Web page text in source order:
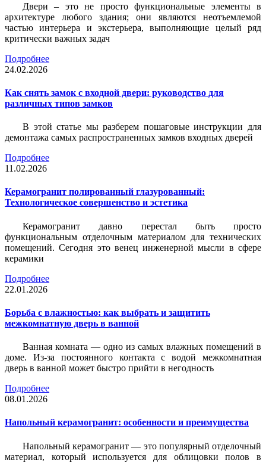
Двери – это не просто функциональные элементы в
архитектуре любого здания; они являются неотъемлемой
частью интерьера и экстерьера, выполняющие целый ряд
критически важных задач
Подробнее
24.02.2026
Как снять замок с входной двери: руководство для
различных типов замков
В этой статье мы разберем пошаговые инструкции для
демонтажа самых распространенных замков входных дверей
Подробнее
11.02.2026
Керамогранит полированный глазурованный:
Технологическое совершенство и эстетика
Керамогранит давно перестал быть просто
функциональным отделочным материалом для технических
помещений. Сегодня это венец инженерной мысли в сфере
керамики
Подробнее
22.01.2026
Борьба с влажностью: как выбрать и защитить
межкомнатную дверь в ванной
Ванная комната — одно из самых влажных помещений в
доме. Из-за постоянного контакта с водой межкомнатная
дверь в ванной может быстро прийти в негодность
Подробнее
08.01.2026
Напольный керамогранит: особенности и преимущества
Напольный керамогранит — это популярный отделочный
материал, который используется для облицовки полов в